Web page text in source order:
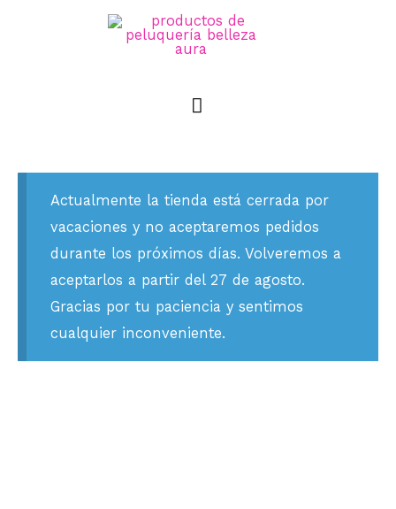
Actualmente la tienda está cerrada por
vacaciones y no aceptaremos pedidos
durante los próximos días. Volveremos a
aceptarlos a partir del 27 de agosto.
Gracias por tu paciencia y sentimos
cualquier inconveniente.